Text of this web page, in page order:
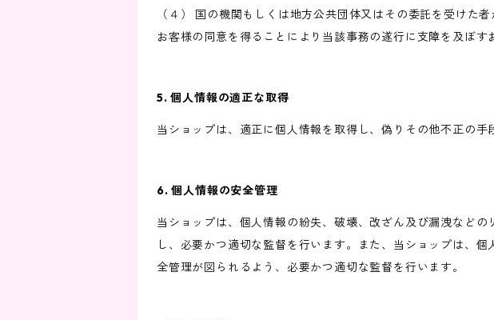
（４） 国の機関もしくは地方公共団体又はその委託を受けた
お客様の同意を得ることにより当該事務の遂行に支障を及ぼす
5. 個人情報の適正な取得
当ショップは、適正に個人情報を取得し、偽りその他不正の手
6. 個人情報の安全管理
当ショップは、個人情報の紛失、破壊、改ざん及び漏洩など
し、必要かつ適切な監督を行います。また、当ショップは、
全管理が図られるよう、必要かつ適切な監督を行います。